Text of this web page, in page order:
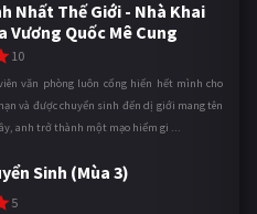
Nhất Thế Giới - Nhà Khai
Vương Quốc Mê Cung
10
văn phòng luôn cống hiến hết mình cho
và được chuyển sinh đến dị giới mang tên
anh trở thành một mạo hiểm gi ...
Sinh (Mùa 3)
5